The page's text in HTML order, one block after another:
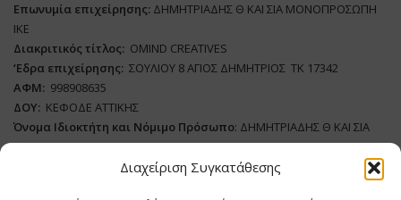
Διαχείριση Συγκατάθεσης
Επωνυμία επιχείρησης: ΔΗΜΗΤΡΙΑΔΗΣ Θ ΚΑΙ ΣΙΑ ΜΟΝΟΠΡΟΣΩΠΗ
ΙΚΕ
Διακριτικός τίτλος: ΟΜΙΝD CREATIVES
‘Eδρα επιχείρησης: ΣΟΥΛΙΟΥ 8 ΑΓΙΟΣ ΔΗΜΗΤΡΙΟΣ ΤΚ 17342
ΑΦΜ: 998908635
ΔΟΥ: ΚΕΦΟΔΕ ΑΤΤΙΚΗΣ
Όνομα Ιδιοκτήτη και Νόμιμο Πρόσωπο: ΔΗΜΗΤΡΙΑΔΗΣ Θ ΚΑΙ ΣΙΑ
ΜΟΝΟΠΡΟΣΩΠΗ ΙΚΕ